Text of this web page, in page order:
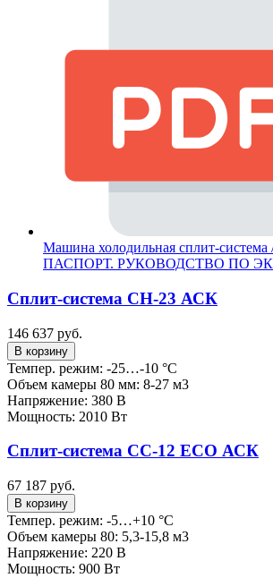
Машина холодильная сплит-система
ПАСПОРТ. РУКОВОДСТВО ПО
Сплит-система СН-23 АСК
146 637 руб.
В корзину
Темпер. режим: -25…-10 °C
Объем камеры 80 мм: 8-27 м3
Напряжение: 380 В
Мощность: 2010 Вт
Сплит-система СС-12 ECO АСК
67 187 руб.
В корзину
Темпер. режим: -5…+10 °C
Объем камеры 80: 5,3-15,8 м3
Напряжение: 220 В
Мощность: 900 Вт